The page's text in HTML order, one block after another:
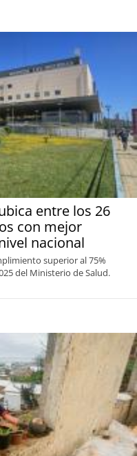
entre los 26
con mejor
nacional
superior al 75%
del Ministerio de Salud.